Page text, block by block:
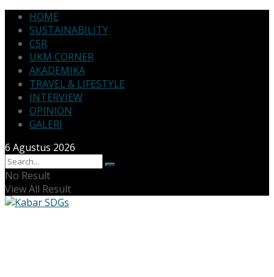
HOME
SUSTAINABILITY
CSR
UKM CORNER
AKADEMIKA
TRAVEL & LIFESTYLE
INTERVIEW
OPINION
GALERI
6 Agustus 2026
No Result
View All Result